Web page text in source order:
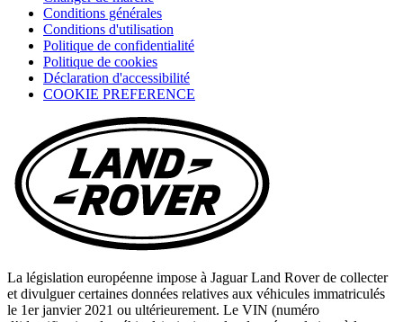
new
tab)
Conditions générales
Conditions d'utilisation
Politique de confidentialité
Politique de cookies
in
a
tab)
Déclaration d'accessibilité
COOKIE PREFERENCE
La législation européenne impose à Jaguar Land Rover de collecter
et divulguer certaines données relatives aux véhicules immatriculés
le 1er janvier 2021 ou ultérieurement. Le VIN (numéro